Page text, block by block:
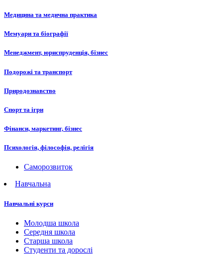
Медицина та медична практика
Мемуари та біографії
Менеджмент, юриспруденція, бізнес
Подорожі та транспорт
Природознавство
Спорт та ігри
Фінанси, маркетинг, бізнес
Психологія, філософія, релігія
Саморозвиток
Навчальна
Навчальні курси
Молодша школа
Середня школа
Старша школа
Студенти та дорослі